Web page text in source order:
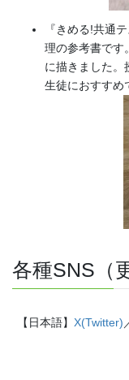
『きめる!共通
理の参考書です
に描きました。
生徒におすすめ
各種SNS（
【日本語】 X(Twitter)